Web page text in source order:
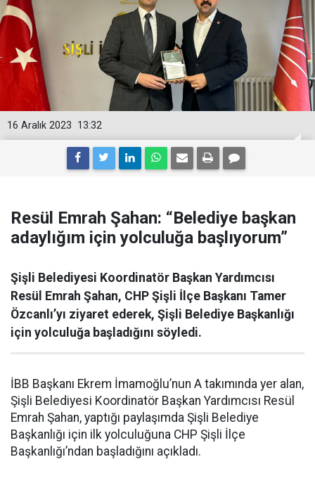
13:32
16 Aralık 2023
Resül Emrah Şahan: “Belediye başkan
adaylığım için yolculuğa başlıyorum”
Şişli Belediyesi Koordinatör Başkan Yardımcısı
Resül Emrah Şahan, CHP Şişli İlçe Başkanı Tamer
Özcanlı’yı ziyaret ederek, Şişli Belediye Başkanlığı
için yolculuğa başladığını söyledi.
İBB Başkanı Ekrem İmamoğlu’nun A takımında yer alan,
Şişli Belediyesi Koordinatör Başkan Yardımcısı Resül
Emrah Şahan, yaptığı paylaşımda Şişli Belediye
Başkanlığı için ilk yolculuğuna CHP Şişli İlçe
Başkanlığı’ndan başladığını açıkladı.